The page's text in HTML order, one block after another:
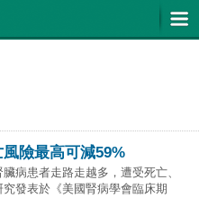
險最高可減59%
病患者走路走越多，遭受死亡、
發表於《美國腎病學會臨床期